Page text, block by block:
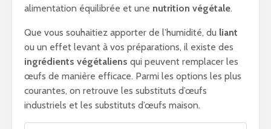
alimentation équilibrée et une nutrition végétale.
Que vous souhaitiez apporter de l’humidité, du liant
ou un effet levant à vos préparations, il existe des
ingrédients végétaliens qui peuvent remplacer les
œufs de manière efficace. Parmi les options les plus
courantes, on retrouve les substituts d’œufs
industriels et les substituts d’œufs maison.